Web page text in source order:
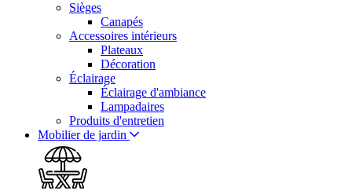
Sièges
Canapés
Accessoires intérieurs
Plateaux
Décoration
Éclairage
Éclairage d'ambiance
Lampadaires
Produits d'entretien
Mobilier de jardin